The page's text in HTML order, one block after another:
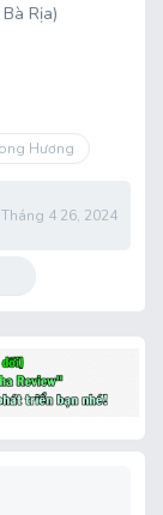
Rịa)
Hương
Tháng 4 26, 2024